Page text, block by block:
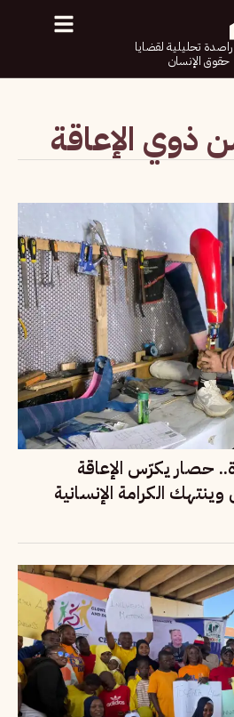
تحليلية لقضايا
حقوق الإنسان
ذوي الإعاقة
حصار يكرّس الإعاقة
الكرامة الإنسانية